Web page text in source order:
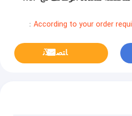
MOQ：
ﺎﺘﺼﻟ ﺍﻶﻧ